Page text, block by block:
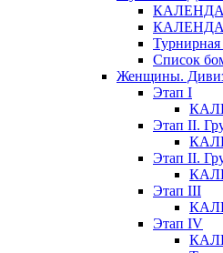
Турнирная
Список
Женщины.
Этап I
Этап II.
Этап II.
Этап III
Этап IV